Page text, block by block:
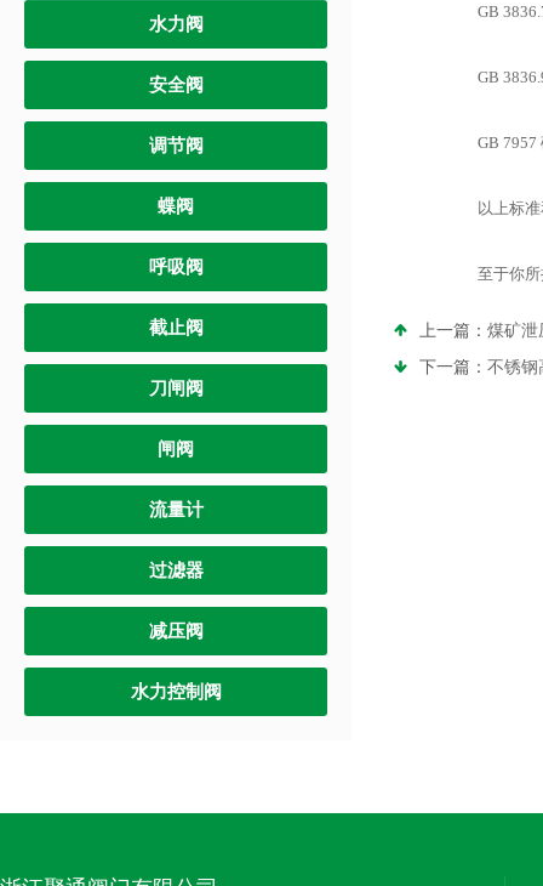
水力阀
安全阀
调节阀
蝶阀
呼吸阀
截止阀
刀闸阀
闸阀
流量计
过滤器
减压阀
水力控制阀
GB 3836.7
GB 3836.9
GB 7957
以上标准和
至于你所提
上一篇： 煤矿泄
下一篇： 不锈钢